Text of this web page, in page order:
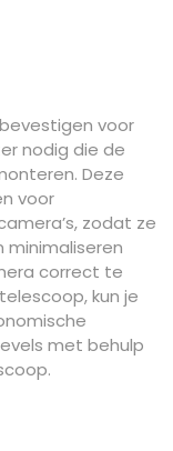
voor
nodig die de
Deze
voor
zodat ze
minimaliseren
correct te
kun je
met behulp